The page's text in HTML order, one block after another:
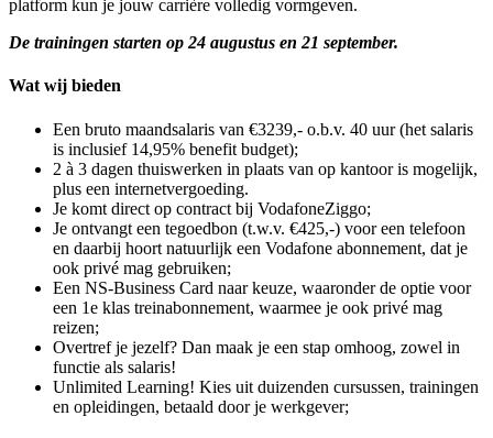
platform kun je jouw carrière volledig vormgeven.
De trainingen starten op 24 augustus en 21 september.
Wat wij bieden
Een bruto maandsalaris van €3239,- o.b.v. 40 uur (het salaris
is inclusief 14,95% benefit budget);
2 à 3 dagen thuiswerken in plaats van op kantoor is mogelijk,
plus een internetvergoeding.
Je komt direct op contract bij VodafoneZiggo;
Je ontvangt een tegoedbon (t.w.v. €425,-) voor een telefoon
en daarbij hoort natuurlijk een Vodafone abonnement, dat je
ook privé mag gebruiken;
Een NS-Business Card naar keuze, waaronder de optie voor
een 1e klas treinabonnement, waarmee je ook privé mag
reizen;
Overtref je jezelf? Dan maak je een stap omhoog, zowel in
functie als salaris!
Unlimited Learning! Kies uit duizenden cursussen, trainingen
en opleidingen, betaald door je werkgever;